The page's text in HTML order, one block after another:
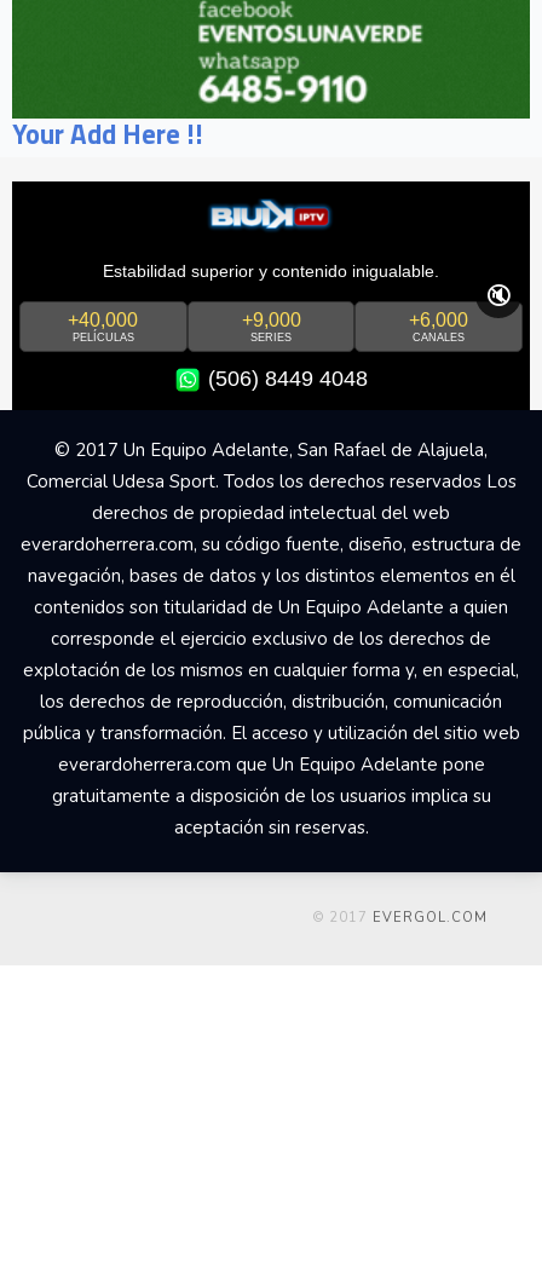
Your Add Here !!
Estabilidad superior y contenido inigualable.
+40,000
PELÍCULAS
+9,000
SERIES
+6,000
CANALES
(506) 8449 4048
🔇
© 2017 Un Equipo Adelante, San Rafael de Alajuela,
Comercial Udesa Sport. Todos los derechos reservados Los
derechos de propiedad intelectual del web
everardoherrera.com, su código fuente, diseño, estructura de
navegación, bases de datos y los distintos elementos en él
contenidos son titularidad de Un Equipo Adelante a quien
corresponde el ejercicio exclusivo de los derechos de
explotación de los mismos en cualquier forma y, en especial,
los derechos de reproducción, distribución, comunicación
pública y transformación. El acceso y utilización del sitio web
everardoherrera.com que Un Equipo Adelante pone
gratuitamente a disposición de los usuarios implica su
aceptación sin reservas.
© 2017 EVERGOL.COM